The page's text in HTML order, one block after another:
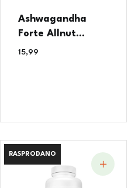
Ashwagandha
Forte Allnut...
15,99
RASPRODANO
RASPRODANO